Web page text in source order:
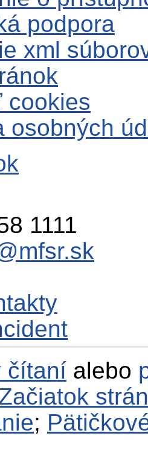
podpora
xml
cookies
osobných
1111
čítaní alebo
;